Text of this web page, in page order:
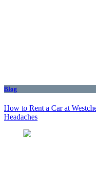
Blog
How to Rent a Car at
Headaches